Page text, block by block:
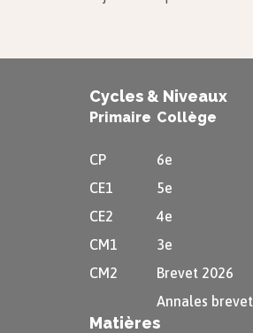
Cycles & Niveaux
Primaire
CP
CE1
CE2
CM1
CM2
Collège
6e
5e
4e
3e
Brevet 2026
Annales brevet
Matières